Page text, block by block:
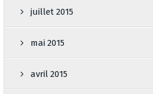
juillet 2015
mai 2015
avril 2015